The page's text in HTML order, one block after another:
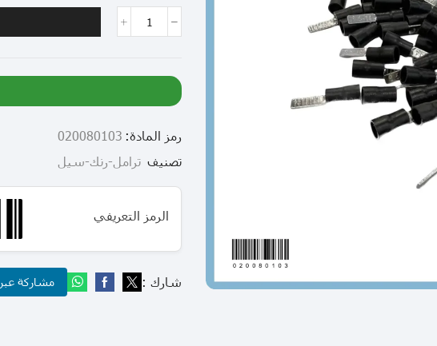
رمز المادة: 020080103
تصنيف ترامل-رنك-سيل
الرمز التعريفي
شارك : مشاركة عبر QR